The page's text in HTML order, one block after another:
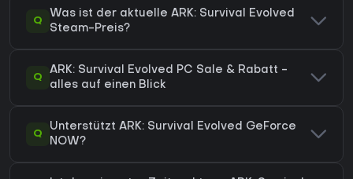
Q
Was ist der aktuelle ARK: Survival Evolved
Steam-Preis?
Q
ARK: Survival Evolved PC Sale & Rabatt -
alles auf einen Blick
Q
Unterstützt ARK: Survival Evolved GeForce
NOW?